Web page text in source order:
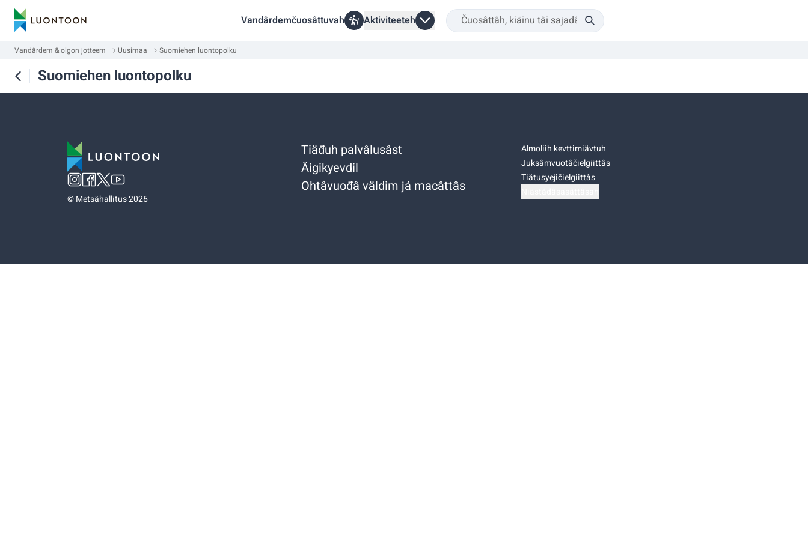
Vandârdemčuosâttuvah Aktiviteeteh
Vandârdem & olgon jotteem Uusimaa Suomiehen luontopolku
Suomiehen luontopolku
©Metsähallitus 2026
Tiäđuh palvâlusâst
Äigikyevdil
Ohtâvuođâ väldim já macâttâs
Almoliih kevttimiävtuh
Juksâmvuotâčielgiittâs
Tiätusyejičielgiittâs